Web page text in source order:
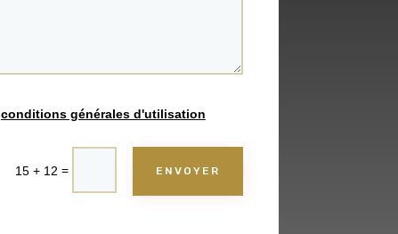
conditions générales d'utilisation
15 + 12 = ENVOYER